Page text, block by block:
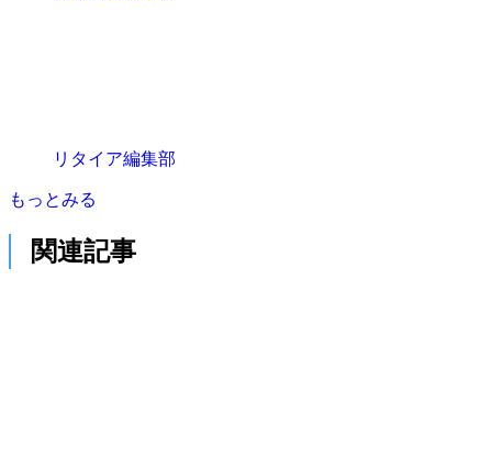
リタイア編集部
もっとみる
関連記事